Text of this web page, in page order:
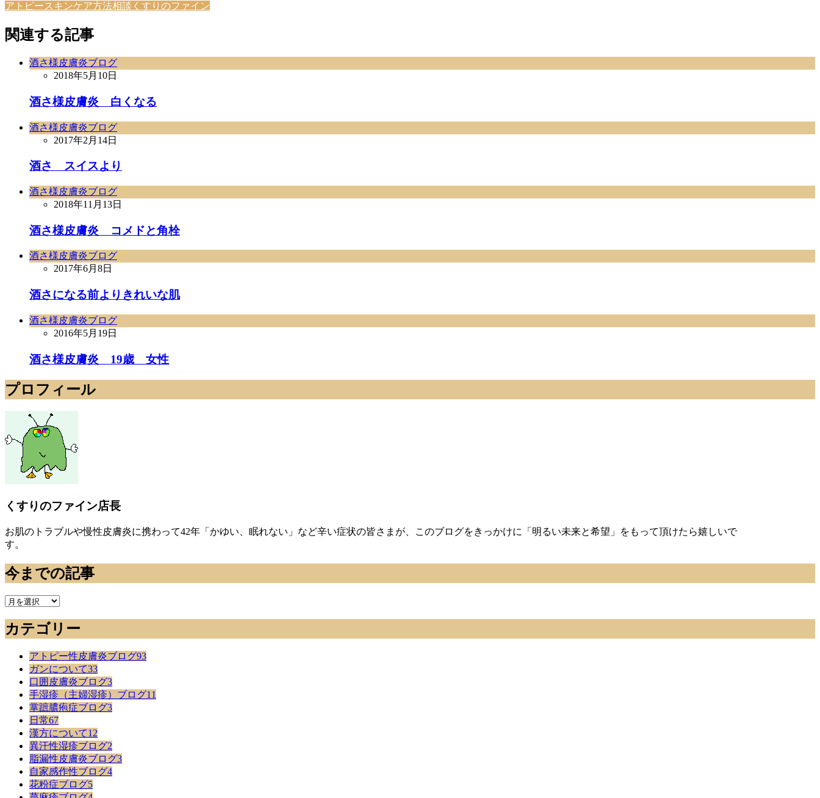
アトピースキンケア方法相談くすりのファイン
関連する記事
酒さ様皮膚炎ブログ
2018年5月10日
酒さ様皮膚炎 白くなる
酒さ様皮膚炎ブログ
2017年2月14日
酒さ スイスより
酒さ様皮膚炎ブログ
2018年11月13日
酒さ様皮膚炎 コメドと角栓
酒さ様皮膚炎ブログ
2017年6月8日
酒さになる前よりきれいな肌
酒さ様皮膚炎ブログ
2016年5月19日
酒さ様皮膚炎 19歳 女性
プロフィール
くすりのファイン店長
お肌のトラブルや慢性皮膚炎に携わって42年「かゆい、眠れない」など辛い症状の皆さまが、このブログをきっかけに「明るい未来と希望」をもって頂けたら嬉しいで
す。
今までの記事
今
で
の
カテゴリー
アトピー性皮膚炎ブログ93
ガンについて33
口囲皮膚炎ブログ3
手湿疹（主婦湿疹）ブログ11
掌蹠膿疱症ブログ3
日常67
漢方について12
異汗性湿疹ブログ2
脂漏性皮膚炎ブログ3
自家感作性ブログ4
花粉症ブログ5